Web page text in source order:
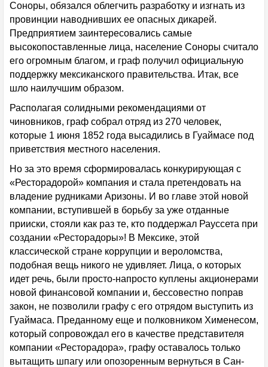
Соноры, обязался облегчить разработку и изгнать из
провинции наводнивших ее опасных дикарей.
Предприятием заинтересовались самые
высокопоставленные лица, население Соноры считало
его огромным благом, и граф получил официальную
поддержку мексиканского правительства. Итак, все
шло наилучшим образом.
Располагая солидными рекомендациями от
чиновников, граф собрал отряд из 270 человек,
которые 1 июня 1852 года высадились в Гуаймасе под
приветствия местного населения.
Но за это время сформировалась конкурирующая с
«Ресторадорой» компания и стала претендовать на
владение рудниками Аризоны. И во главе этой новой
компании, вступившей в борьбу за уже отданные
прииски, стояли как раз те, кто поддержал Рауссета при
создании «Ресторадоры»! В Мексике, этой
классической стране коррупции и вероломства,
подобная вещь никого не удивляет. Лица, о которых
идет речь, были просто-напросто куплены акционерами
новой финансовой компании и, бессовестно поправ
закон, не позволили графу с его отрядом выступить из
Гуаймаса. Преданному еще и полковником Хименесом,
который сопровождал его в качестве представителя
компании «Ресторадора», графу оставалось только
вытащить шпагу или опозоренным вернуться в Сан-